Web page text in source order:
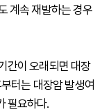
계속 재발하는 경우
간이 오래되면 대장
터는 대장암 발생여
필요하다.